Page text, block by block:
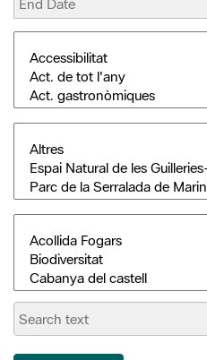
Search
Activitats